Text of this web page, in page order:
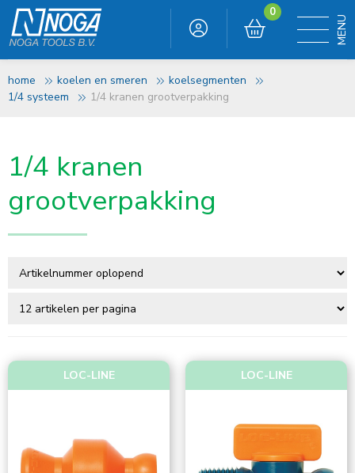
0
home koelen en smeren
koelsegmenten
1/4 systeem
1/4 kranen grootverpakking
1/4 kranen
grootverpakking
LOC-LINE LOC-LINE